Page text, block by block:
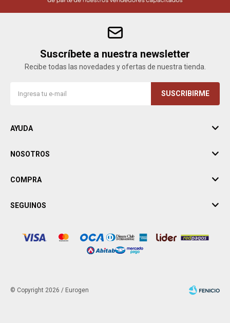
Suscríbete a nuestra newsletter
Recibe todas las novedades y ofertas de nuestra tienda.
SUSCRIBIRME
AYUDA
NOSOTROS
COMPRA
SEGUINOS
© Copyright 2026 / Eurogen